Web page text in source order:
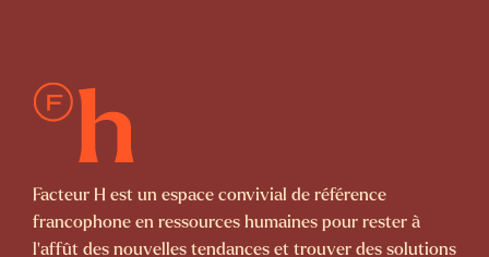
Facteur H est un espace convivial de référence
francophone en ressources humaines pour rester à
l’affût des nouvelles tendances et trouver des solutions